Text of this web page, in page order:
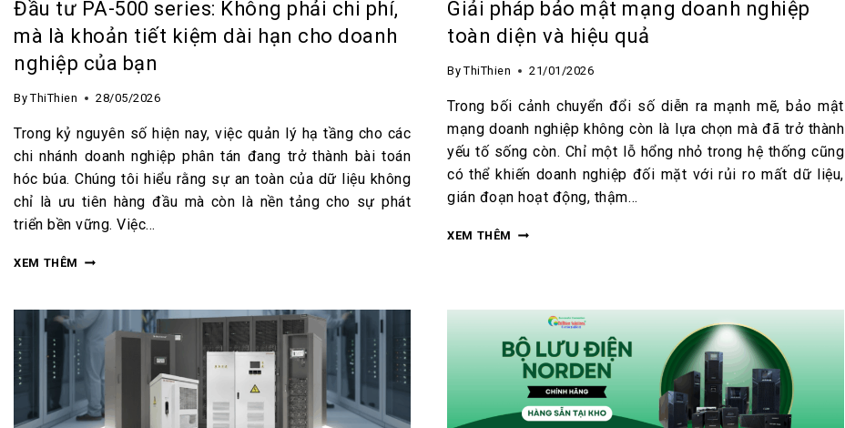
Đầu tư PA-500 series: Không phải chi phí,
mà là khoản tiết kiệm dài hạn cho doanh
nghiệp của bạn
By ThiThien 28/05/2026
Trong kỷ nguyên số hiện nay, việc quản lý hạ tầng cho các
chi nhánh doanh nghiệp phân tán đang trở thành bài toán
hóc búa. Chúng tôi hiểu rằng sự an toàn của dữ liệu không
chỉ là ưu tiên hàng đầu mà còn là nền tảng cho sự phát
triển bền vững. Việc…
XEM THÊM
Giải pháp bảo mật mạng doanh nghiệp
toàn diện và hiệu quả
By ThiThien 21/01/2026
Trong bối cảnh chuyển đổi số diễn ra mạnh mẽ, bảo mật
mạng doanh nghiệp không còn là lựa chọn mà đã trở thành
yếu tố sống còn. Chỉ một lỗ hổng nhỏ trong hệ thống cũng
có thể khiến doanh nghiệp đối mặt với rủi ro mất dữ liệu,
gián đoạn hoạt động, thậm…
XEM THÊM